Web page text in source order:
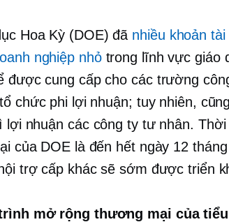
Hoa Kỳ (DOE) đã nhiều khoản
nghiệp nhỏtrong lĩnh vực giáo
được cung cấp cho các trường
chức phi lợi nhuận; tuy nhiên,
lợi nhuận các công ty tư nhân.
của DOE là đến hết ngày 12
trợ cấp khác sẽ sớm được triển
mở rộng thương mại của tiểu